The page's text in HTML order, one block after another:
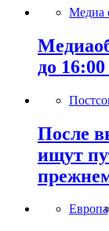
Медиа
до 16:00
После
ищут